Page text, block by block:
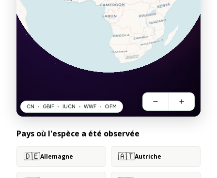
Pays où l'espèce a été observée
🇩🇪Allemagne 🇦🇹Autriche